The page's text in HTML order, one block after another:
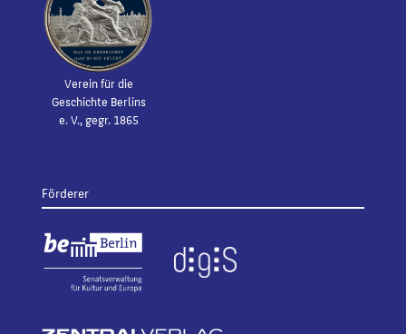
Verein für die
Geschichte Berlins
e. V., gegr. 1865
Förderer